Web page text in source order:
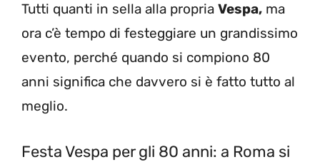
Tutti quanti in sella alla propria Vespa, ma
ora c’è tempo di festeggiare un grandissimo
evento, perché quando si compiono 80
anni significa che davvero si è fatto tutto al
meglio.
Festa Vespa per gli 80 anni: a Roma si